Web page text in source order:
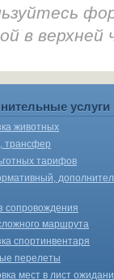
в
услуги
животных
трансфер
тарифов
сопровождения
маршрута
спортинвентаря
перелеты
мест в лист